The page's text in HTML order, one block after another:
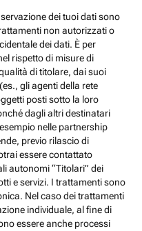
dei tuoi dati sono
non autorizzati o
dei dati. È per
rispetto di misure di
di titolare, dai suoi
gli agenti della rete
posti sotto la loro
dagli altri destinatari
nelle partnership
previo rilascio di
essere contattato
autonomi “Titolari” dei
e servizi. I trattamenti sono
Nel caso dei trattamenti
individuale, al fine di
essere anche processi